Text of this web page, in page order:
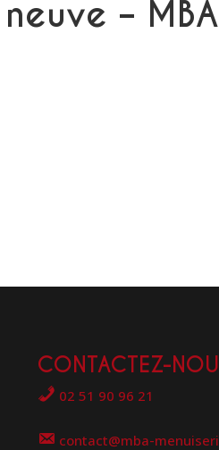
– MBA
CONTACTEZ-
02 51 90 96 21
contact@mba-